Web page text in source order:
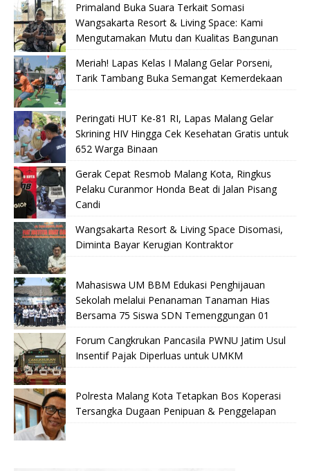
Primaland Buka Suara Terkait Somasi
Wangsakarta Resort & Living Space: Kami
Mengutamakan Mutu dan Kualitas Bangunan
Meriah! Lapas Kelas I Malang Gelar Porseni,
Tarik Tambang Buka Semangat Kemerdekaan
Peringati HUT Ke-81 RI, Lapas Malang Gelar
Skrining HIV Hingga Cek Kesehatan Gratis untuk
652 Warga Binaan
Gerak Cepat Resmob Malang Kota, Ringkus
Pelaku Curanmor Honda Beat di Jalan Pisang
Candi
Wangsakarta Resort & Living Space Disomasi,
Diminta Bayar Kerugian Kontraktor
Mahasiswa UM BBM Edukasi Penghijauan
Sekolah melalui Penanaman Tanaman Hias
Bersama 75 Siswa SDN Temenggungan 01
Forum Cangkrukan Pancasila PWNU Jatim Usul
Insentif Pajak Diperluas untuk UMKM
Polresta Malang Kota Tetapkan Bos Koperasi
Tersangka Dugaan Penipuan & Penggelapan